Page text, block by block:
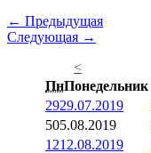
← Предыдущая
Следующая →
<
ПнПонедельник
2929.07.2019
505.08.2019
1212.08.2019